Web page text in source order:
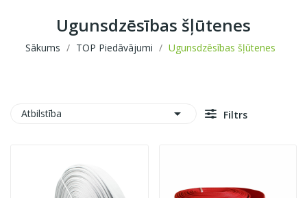
Ugunsdzēsības šļūtenes
Sākums TOP Piedāvājumi Ugunsdzēsības šļūtenes
Atbilstība  Filtrs